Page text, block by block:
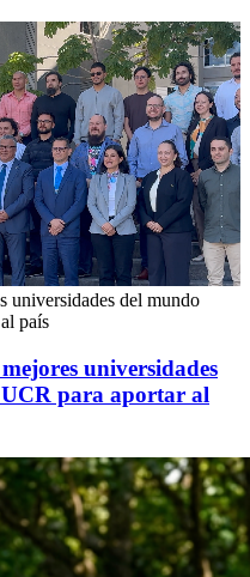
universidades del mundo
país
universidades
para aportar al